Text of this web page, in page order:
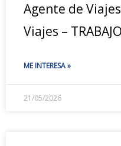
Agente de
Viajes –
ME INTERESA »
21/05/2026